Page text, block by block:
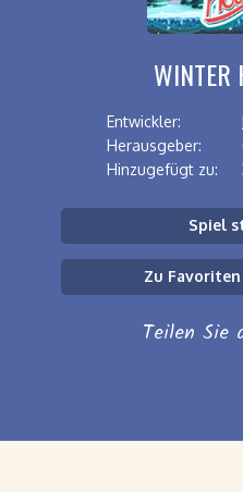
WINTER
Entwickler:
Herausgeber:
Hinzugefügt zu:
Spiel
Zu
Teilen Sie